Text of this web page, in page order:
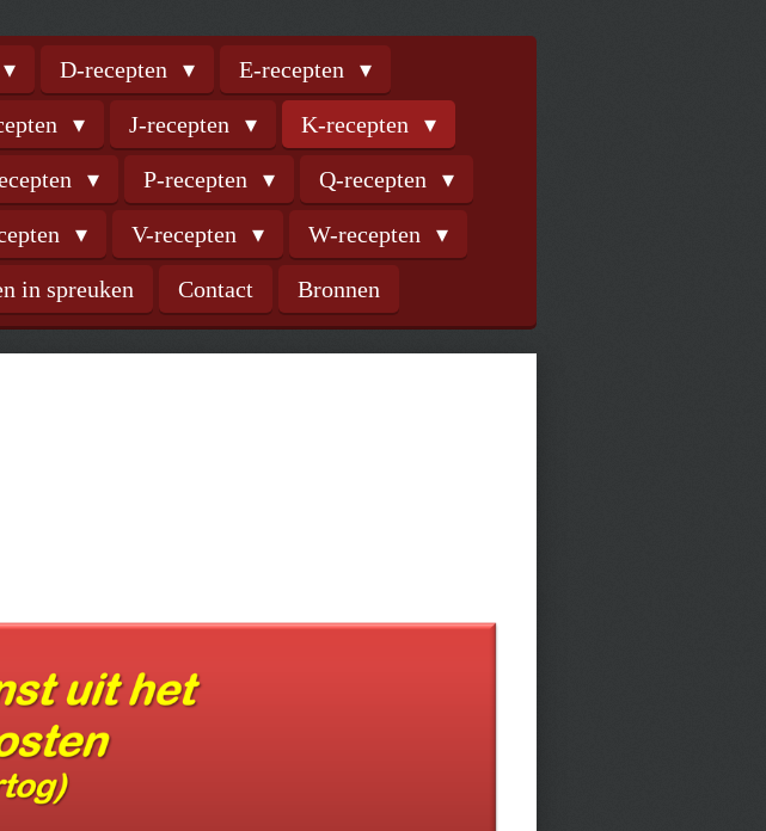
D-recepten E-recepten
J-recepten K-recepten
P-recepten Q-recepten
V-recepten W-recepten
in spreuken Contact Bronnen